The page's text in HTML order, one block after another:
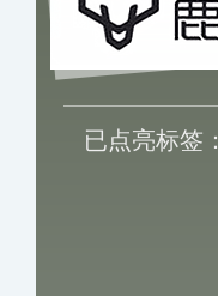
已点亮标签：